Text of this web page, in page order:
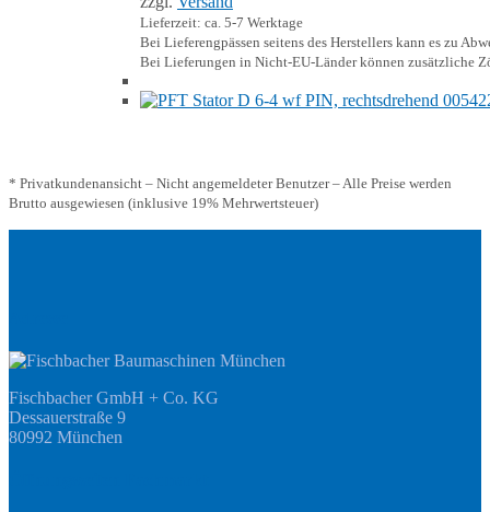
Lieferzeit: ca. 5-7 Werktage
Bei Lieferengpässen seitens des Herstellers kann es zu
Bei Lieferungen in Nicht-EU-Länder können zusätzliche
* Privatkundenansicht – Nicht angemeldeter Benutzer – Alle Preise werden
Brutto ausgewiesen (inklusive 19% Mehrwertsteuer)
Fischbacher GmbH + Co. KG
Dessauerstraße 9
80992 München